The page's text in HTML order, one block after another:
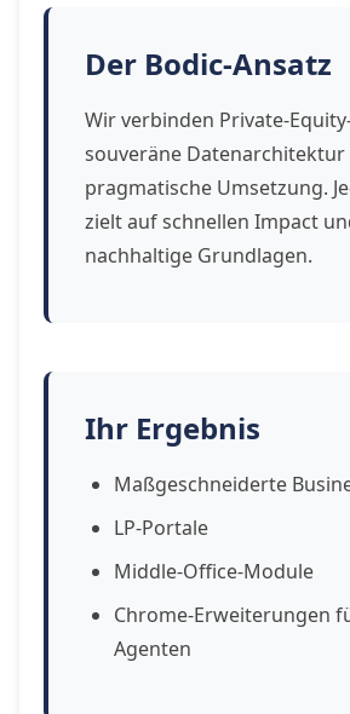
Der Bodic-Ansatz
Wir verbinden Private-
souveräne Datenarchitektur
pragmatische Umsetzung.
zielt auf schnellen Impact
nachhaltige Grundlagen.
Ihr Ergebnis
Maßgeschneiderte
LP-Portale
Middle-Office-Module
Chrome-Erweiterungen
Agenten